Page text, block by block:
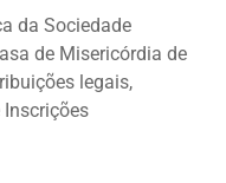
da Sociedade
de Misericórdia de
legais,
Inscrições